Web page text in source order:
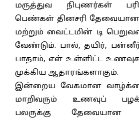
மருத்துவ நிபுணர்கள்
பெண்கள் தினசரி தேவையான
மற்றும் வைட்டமின் டி
வேண்டும். பால், தயிர்,
பாதாம், எள் உள்ளிட்ட
முக்கிய ஆதாரங்களாகும்.
இன்றைய வேகமான
மாறிவரும் உணவுப்
பலருக்கு தேவையான